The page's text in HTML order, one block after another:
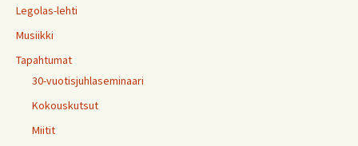
Legolas-lehti
Musiikki
Tapahtumat
30-vuotisjuhlaseminaari
Kokouskutsut
Miitit